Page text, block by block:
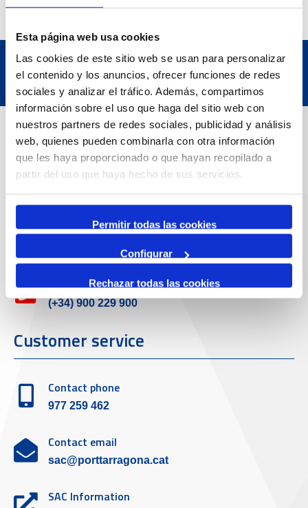
Esta página web usa cookies
Las cookies de este sitio web se usan para personalizar
el contenido y los anuncios, ofrecer funciones de redes
sociales y analizar el tráfico. Además, compartimos
información sobre el uso que haga del sitio web con
nuestros partners de redes sociales, publicidad y análisis
web, quienes pueden combinarla con otra información
que les haya proporcionado o que hayan recopilado a
partir del uso que haya hecho de sus servicios.
Permitir todas las cookies
Configurar
Rechazar todas las cookies
Contact
Adreça
Passeig de l'Escullera s/n, 43004 Tarragona
Contact number
Emergency
(+34) 900 229 900
Customer service
Contact phone
977 259 462
Contact email
sac@porttarragona.cat
SAC Information